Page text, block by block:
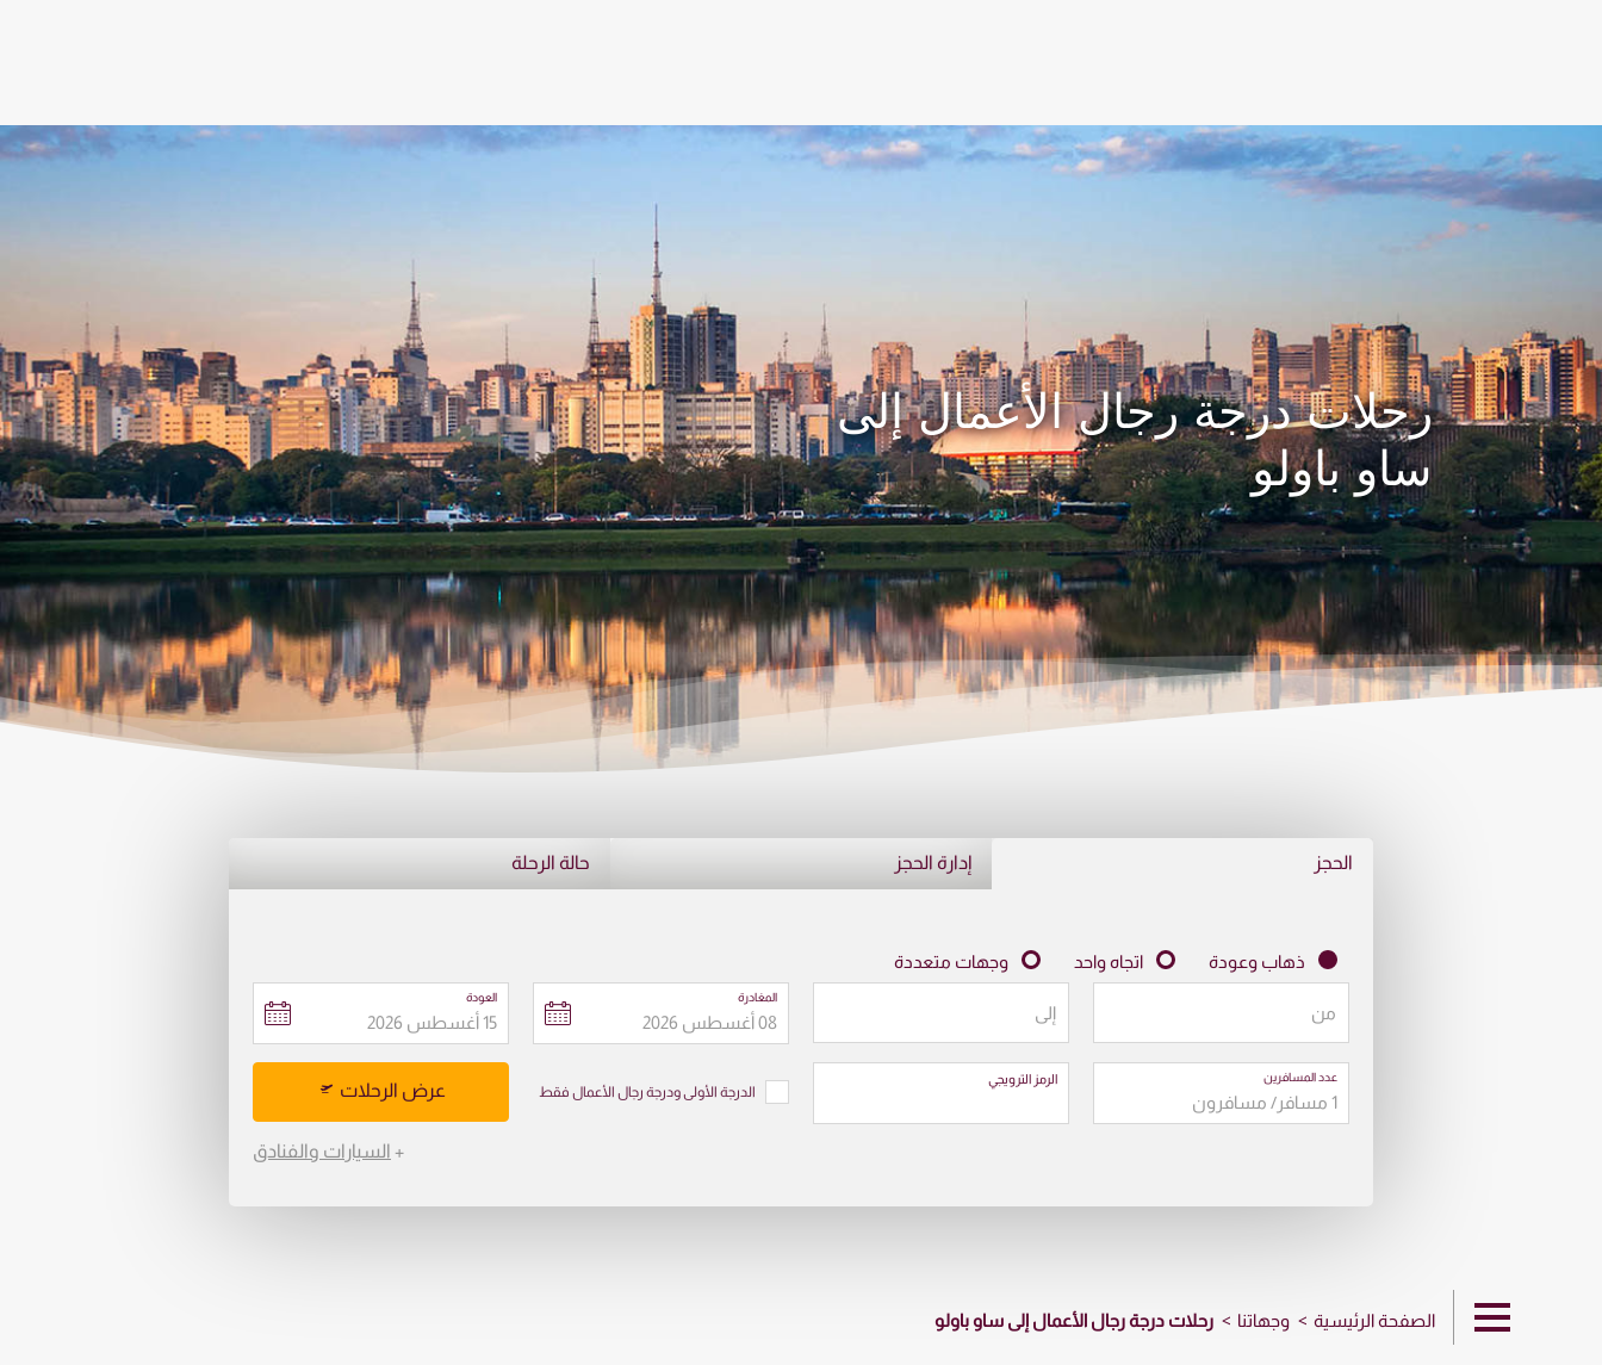
رحلات درجة رجال الأعمال إلى
ساو باولو
الحجز إدارة الحجز حالة الرحلة
ذهاب وعودة اتجاه واحد وجهات متعددة
من إلى
المغادرة العودة
عدد المسافرين الرمز الترويجي
الدرجة الأولى ودرجة رجال الأعمال فقط عرض الرحلات
+ السيارات والفنادق
الصفحة الرئيسية وجهاتنا رحلات درجة رجال الأعمال إلى ساو باولو